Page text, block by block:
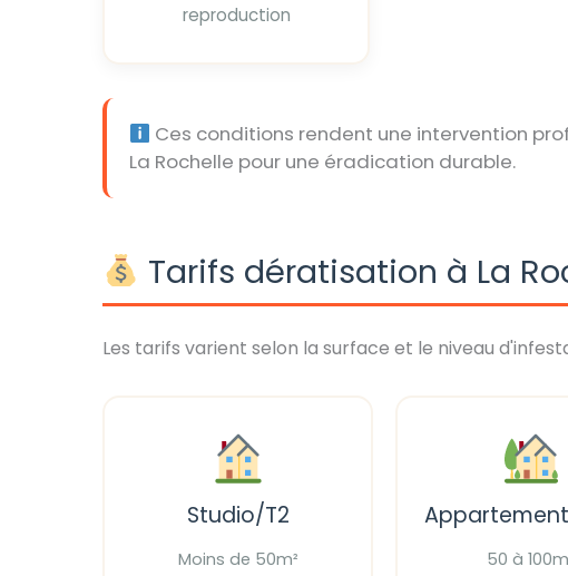
reproduction
Ces conditions rendent une intervention
La Rochelle pour une éradication durable.
Tarifs dératisation à La
Les tarifs varient selon la surface et le niveau
Studio/T2
Moins de 50m² 50 à